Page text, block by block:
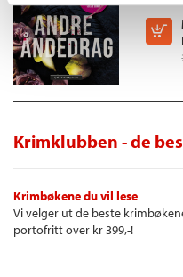
Krimklubben - de
Krimbøkene du vil lese
Vi velger ut de beste
portofritt over kr 399,-!